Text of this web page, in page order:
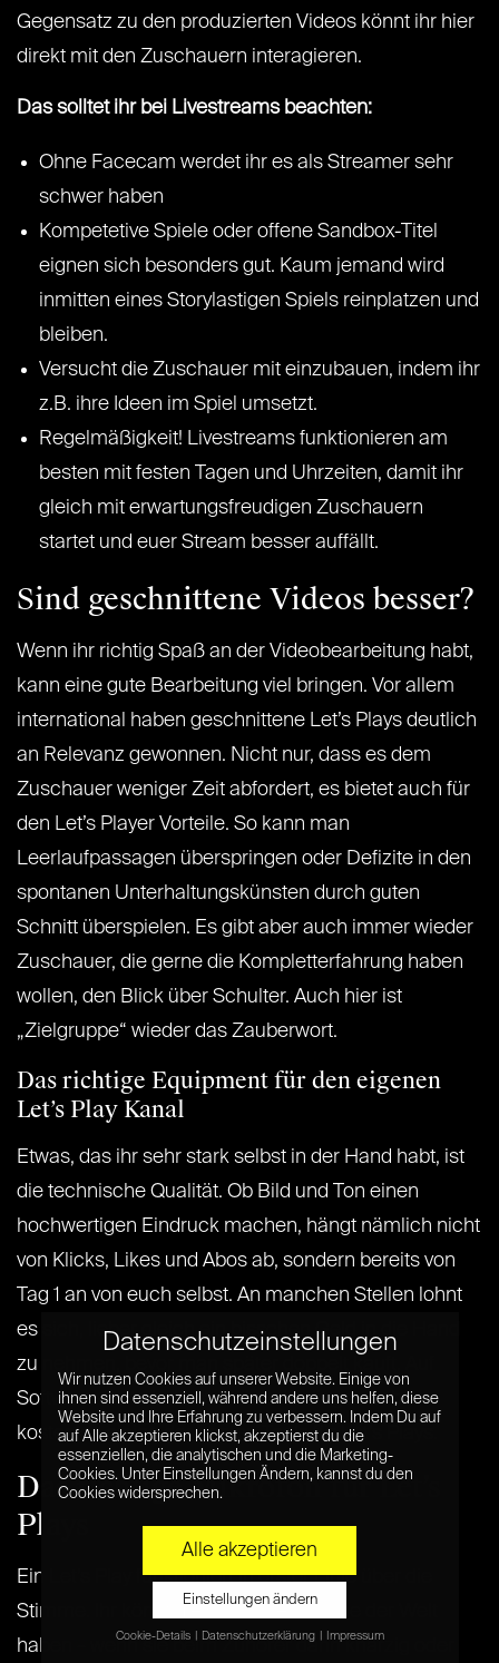
Gegensatz zu den produzierten Videos könnt ihr hier
direkt mit den Zuschauern interagieren.
Das solltet ihr bei Livestreams beachten:
Ohne Facecam werdet ihr es als Streamer sehr
schwer haben
Kompetetive Spiele oder offene Sandbox-Titel
eignen sich besonders gut. Kaum jemand wird
inmitten eines Storylastigen Spiels reinplatzen und
bleiben.
Versucht die Zuschauer mit einzubauen, indem ihr
z.B. ihre Ideen im Spiel umsetzt.
Regelmäßigkeit! Livestreams funktionieren am
besten mit festen Tagen und Uhrzeiten, damit ihr
gleich mit erwartungsfreudigen Zuschauern
startet und euer Stream besser auffällt.
Sind geschnittene Videos besser?
Wenn ihr richtig Spaß an der Videobearbeitung habt,
kann eine gute Bearbeitung viel bringen. Vor allem
international haben geschnittene Let’s Plays deutlich
an Relevanz gewonnen. Nicht nur, dass es dem
Zuschauer weniger Zeit abfordert, es bietet auch für
den Let’s Player Vorteile. So kann man
Leerlaufpassagen überspringen oder Defizite in den
spontanen Unterhaltungskünsten durch guten
Schnitt überspielen. Es gibt aber auch immer wieder
Zuschauer, die gerne die Kompletterfahrung haben
wollen, den Blick über Schulter. Auch hier ist
„Zielgruppe“ wieder das Zauberwort.
Das richtige Equipment für den eigenen
Let’s Play Kanal
Etwas, das ihr sehr stark selbst in der Hand habt, ist
die technische Qualität. Ob Bild und Ton einen
hochwertigen Eindruck machen, hängt nämlich nicht
von Klicks, Likes und Abos ab, sondern bereits von
Tag 1 an von euch selbst. An manchen Stellen lohnt
es sich, lieber gleich ein bisschen Geld in die Hand
zu nehmen, bevor man später doppelt kauft. Auf
Software-Seite bekommt ihr allerdings auch
kostenlos einige der besten Tools für Let’s Plays.
Das richtige Mikrofon für Let’s
Plays
Ein Let’s Play funktioniert in erster Linie über die
Stimme. Ihr könnt die schönste Stimme der Welt
haben – wenn sie beim Zuhörer dann knarzig oder
Datenschutzeinstellungen
Wir nutzen Cookies auf unserer Website. Einige von
ihnen sind essenziell, während andere uns helfen, diese
Website und Ihre Erfahrung zu verbessern. Indem Du auf
auf Alle akzeptieren klickst, akzeptierst du die
essenziellen, die analytischen und die Marketing-
Cookies. Unter Einstellungen Ändern, kannst du den
Cookies widersprechen.
Alle akzeptieren
Einstellungen ändern
Cookie-Details Datenschutzerklärung Impressum